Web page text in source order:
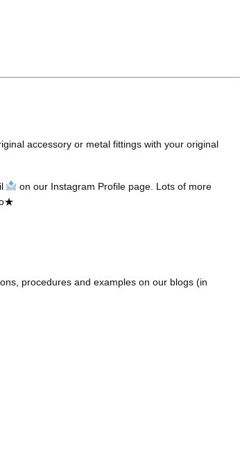
accessory or metal fittings with your original
on our Instagram Profile page. Lots of more
procedures and examples on our blogs (in